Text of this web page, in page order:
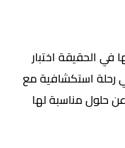
في الحقيقة اختبار
رحلة استكشافية مع
حلول مناسبة لها